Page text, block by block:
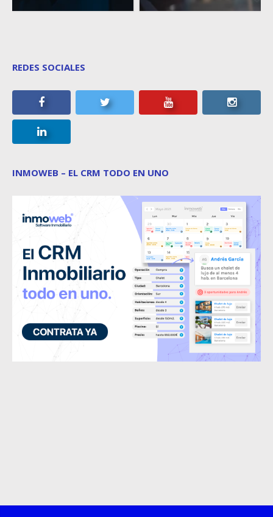
REDES SOCIALES
INMOWEB – EL CRM TODO EN UNO